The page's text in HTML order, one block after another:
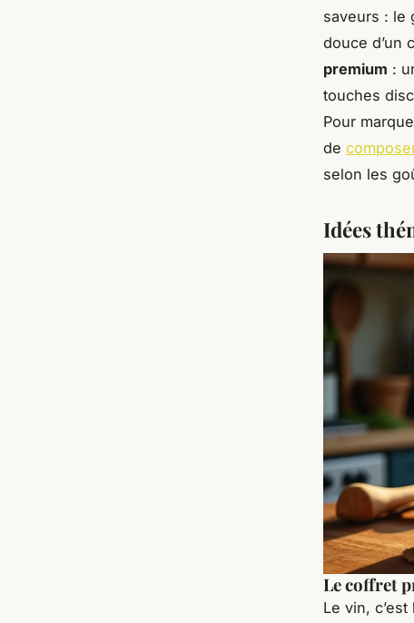
saveurs : le
douce d’un
premium :
touches
Pour
de
selon les
Idées
Le coffret
Le vin,